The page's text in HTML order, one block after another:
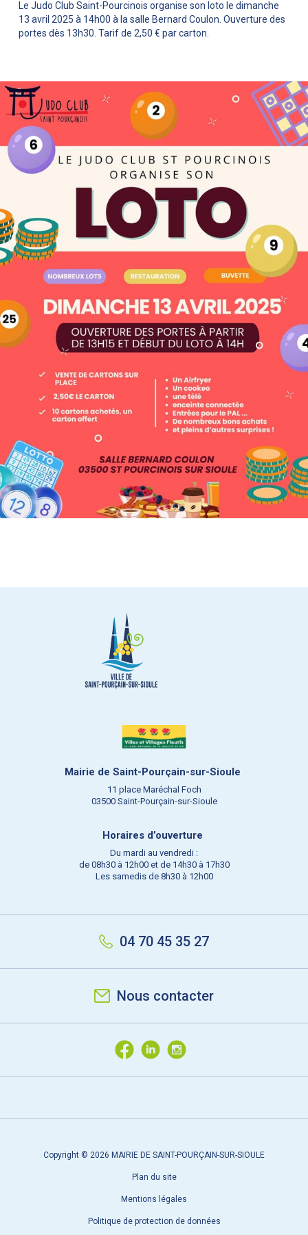
Le Judo Club Saint-Pourcinois organise son loto le dimanche
13 avril 2025 à 14h00 à la salle Bernard Coulon. Ouverture des
portes dès 13h30. Tarif de 2,50 € par carton.
Mairie de Saint-Pourçain-sur-Sioule
11 place Maréchal Foch
03500 Saint-Pourçain-sur-Sioule
Horaires d’ouverture
Du mardi au vendredi :
de 08h30 à 12h00 et de 14h30 à 17h30
Les samedis de 8h30 à 12h00
04 70 45 35 27
Nous contacter
Copyright © 2026 MAIRIE DE SAINT-POURÇAIN-SUR-SIOULE
Plan du site
Mentions légales
Politique de protection de données